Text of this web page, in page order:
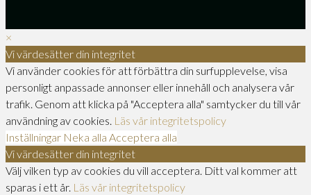
×
Vi värdesätter din integritet
Vi använder cookies för att förbättra din surfupplevelse, visa
personligt anpassade annonser eller innehåll och analysera vår
trafik. Genom att klicka på "Acceptera alla" samtycker du till vår
användning av cookies. Läs vår integritetspolicy
Inställningar Neka alla Acceptera alla
Vi värdesätter din integritet
Välj vilken typ av cookies du vill acceptera. Ditt val kommer att
sparas i ett år. Läs vår integritetspolicy